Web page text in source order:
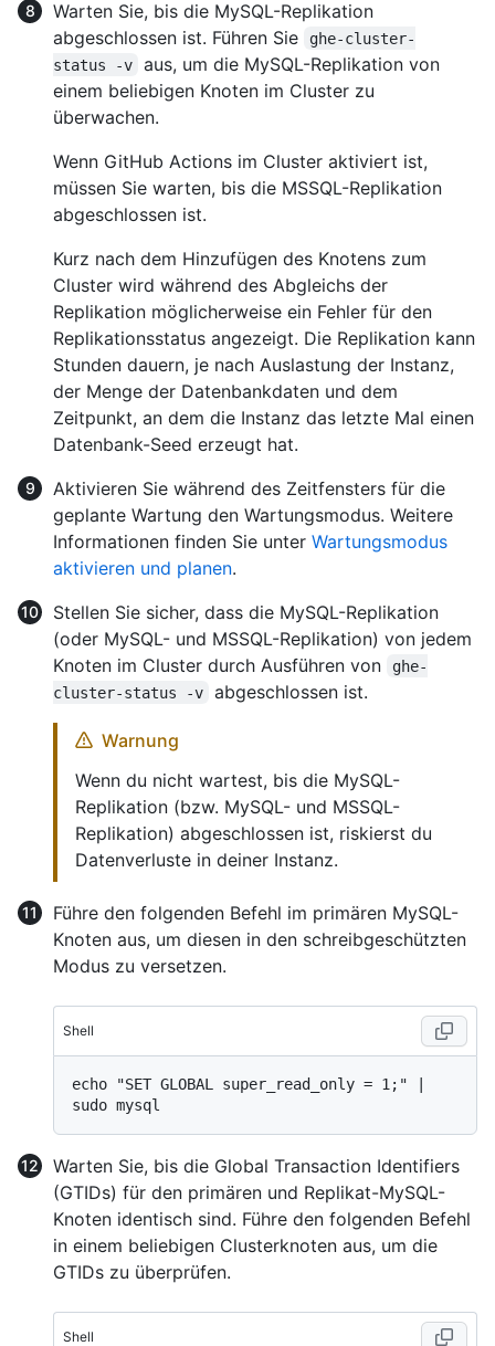
Warten Sie, bis die MySQL-Replikation
abgeschlossen ist. Führen Sie
ghe-cluster-
status -v
aus, um die MySQL-Replikation von
einem beliebigen Knoten im Cluster zu
überwachen.
Wenn GitHub Actions im Cluster aktiviert ist,
müssen Sie warten, bis die MSSQL-Replikation
abgeschlossen ist.
Kurz nach dem Hinzufügen des Knotens zum
Cluster wird während des Abgleichs der
Replikation möglicherweise ein Fehler für den
Replikationsstatus angezeigt. Die Replikation kann
Stunden dauern, je nach Auslastung der Instanz,
der Menge der Datenbankdaten und dem
Zeitpunkt, an dem die Instanz das letzte Mal einen
Datenbank-Seed erzeugt hat.
Aktivieren Sie während des Zeitfensters für die
geplante Wartung den Wartungsmodus. Weitere
Informationen finden Sie unter Wartungsmodus
aktivieren und planen.
Stellen Sie sicher, dass die MySQL-Replikation
(oder MySQL- und MSSQL-Replikation) von jedem
Knoten im Cluster durch Ausführen von
ghe-
cluster-status -v
abgeschlossen ist.
Warnung
Wenn du nicht wartest, bis die MySQL-
Replikation (bzw. MySQL- und MSSQL-
Replikation) abgeschlossen ist, riskierst du
Datenverluste in deiner Instanz.
Führe den folgenden Befehl im primären MySQL-
Knoten aus, um diesen in den schreibgeschützten
Modus zu versetzen.
Shell
echo "SET GLOBAL super_read_only = 1;" |
Warten Sie, bis die Global Transaction Identifiers
(GTIDs) für den primären und Replikat-MySQL-
Knoten identisch sind. Führe den folgenden Befehl
in einem beliebigen Clusterknoten aus, um die
GTIDs zu überprüfen.
Shell